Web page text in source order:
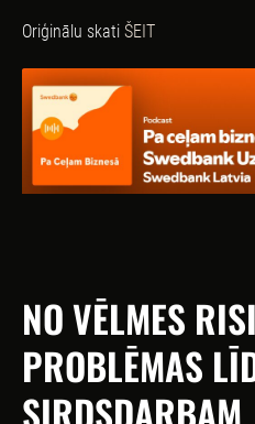
Oriģinālu skati ŠEIT
NO VĒLMES
PROBLĒMAS